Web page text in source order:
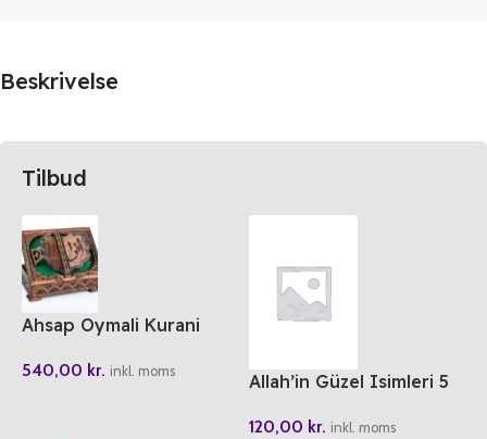
Beskrivelse
Tilbud
Ahsap Oymali Kurani
540,00 kr. inkl. moms
Allah’in Güzel Isimleri 5
120,00 kr. inkl. moms